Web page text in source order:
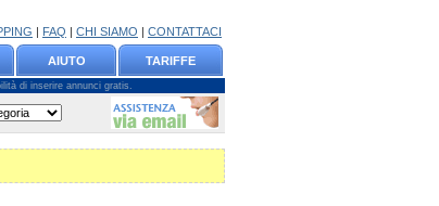
| FAQ | CHI SIAMO | CONTATTACI
AIUTO TARIFFE
di inserire annunci gratis.